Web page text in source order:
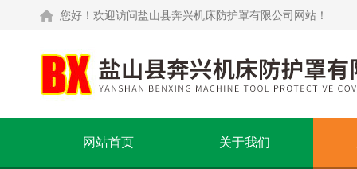
您好！欢迎访问盐山县奔兴机床防护罩有限公司网站！
网站首页 关于我们